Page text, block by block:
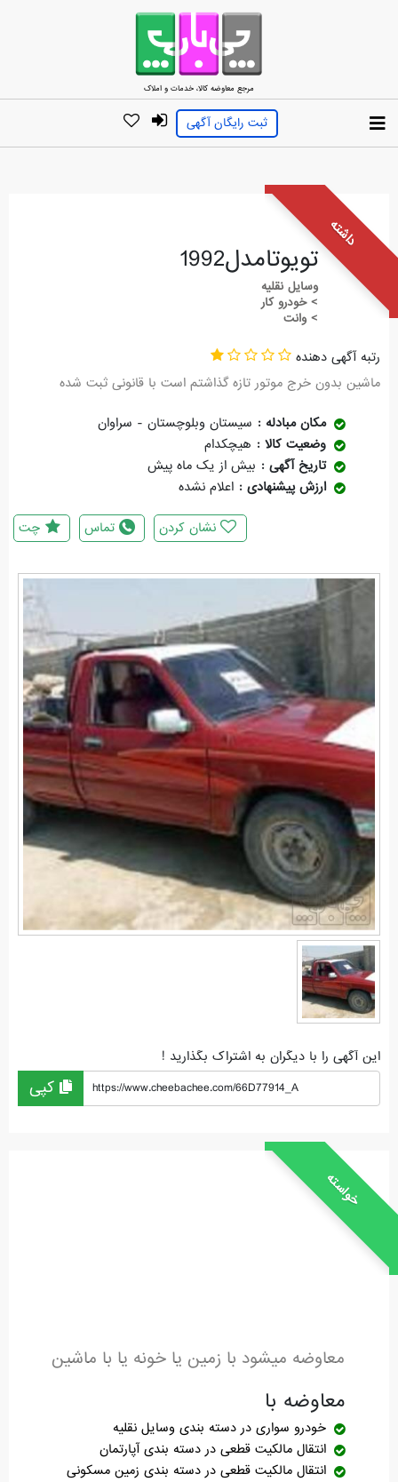
مرجع معاوضه کالا، خدمات و املاک
ثبت رایگان آگهی
داشته
تویوتامدل1992
وسایل نقلیه
> خودرو کار
> وانت
رتبه آگهی دهنده
ماشین بدون خرج موتور تازه گذاشتم است با قانونی ثبت شده
مکان مبادله
سیستان وبلوچستان - سراوان
وضعیت کالا
هیچکدام
تاریخ آگهی
بیش از یک ماه پیش
ارزش پیشنهادی
اعلام نشده
چت تماس نشان کردن
این آگهی را با دیگران به اشتراک بگذارید !
https://www.cheebachee.com/66D77914_A
خواسته
معاوضه میشود با زمین یا خونه یا با ماشین
معاوضه با
خودرو سواری در دسته بندی وسایل نقلیه
انتقال مالکیت قطعی در دسته بندی آپارتمان
انتقال مالکیت قطعی در دسته بندی زمین مسکونی